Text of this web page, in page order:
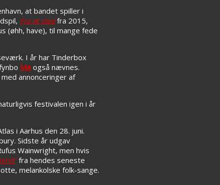
at bandet spiller i
Fra et stedfra 2015,
(øhh, have), til mange fede
I år har Tinderbox
Mø også nævnes.
annonceringer af
festivalen igen i år
i Aarhus den 28. juni.
Sidste år udgav
Wainwright, men hvis
fra hendes seneste
melankolske folk-sange.